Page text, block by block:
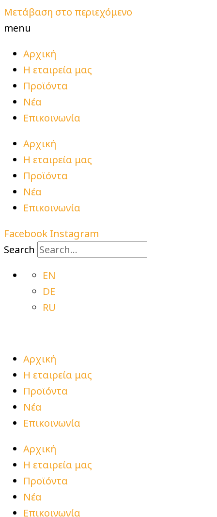
Μετάβαση στο περιεχόμενο
menu
Αρχική
Η εταιρεία μας
Προϊόντα
Νέα
Επικοινωνία
Αρχική
Η εταιρεία μας
Προϊόντα
Νέα
Επικοινωνία
Facebook Instagram
Search
EN
DE
RU
Αρχική
Η εταιρεία μας
Προϊόντα
Νέα
Επικοινωνία
Αρχική
Η εταιρεία μας
Προϊόντα
Νέα
Επικοινωνία